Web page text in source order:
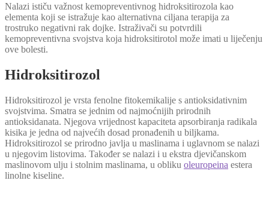
Nalazi ističu važnost kemopreventivnog hidroksitirozola kao
elementa koji se istražuje kao alternativna ciljana terapija za
trostruko negativni rak dojke. Istraživači su potvrdili
kemopreventivna svojstva koja hidroksitirotol može imati u liječenju
ove bolesti.
Hidroksitirozol
Hidroksitirozol je vrsta fenolne fitokemikalije s antioksidativnim
svojstvima. Smatra se jednim od najmoćnijih prirodnih
antioksidanata. Njegova vrijednost kapaciteta apsorbiranja radikala
kisika je jedna od najvećih dosad pronađenih u biljkama.
Hidroksitirozol se prirodno javlja u maslinama i uglavnom se nalazi
u njegovim listovima. Također se nalazi i u ekstra djevičanskom
maslinovom ulju i stolnim maslinama, u obliku oleuropeina estera
linolne kiseline.